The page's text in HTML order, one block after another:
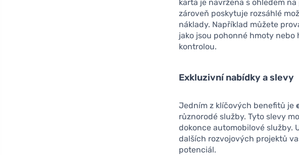
karta je navržena s ohledem
zároveň poskytuje rozsáhlé
náklady. Například můžete
jako jsou pohonné hmoty
kontrolou.
Exkluzivní nabídky a slevy
Jedním z klíčových benefitů je
různorodé služby. Tyto slevy
dokonce automobilové služby.
dalších rozvojových projektů
potenciál.